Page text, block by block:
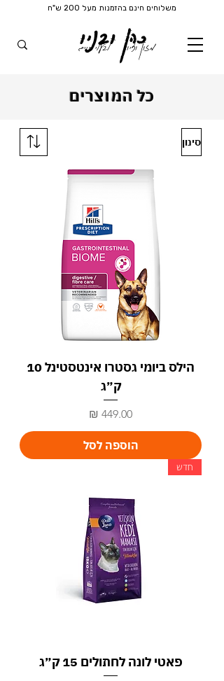
משלוחים חינם בהזמנות מעל 200 ש"ח
כהן ובניו מזון וציוד לבעלי חיים
כל המוצרים
סינון
הילס ביומי גסטרו אינטסטינל 10
ק״ג
מחיר
הוספה לסל
חדש
פאטי לונה לחתולים 15 ק״ג